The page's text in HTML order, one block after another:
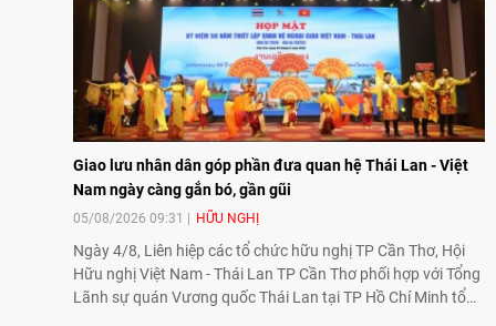
Giao lưu nhân dân góp phần đưa quan hệ Thái Lan - Việt
Nam ngày càng gắn bó, gần gũi
05/08/2026 09:31 HỮU NGHỊ
Ngày 4/8, Liên hiệp các tổ chức hữu nghị TP Cần Thơ, Hội
Hữu nghị Việt Nam - Thái Lan TP Cần Thơ phối hợp với Tổng
Lãnh sự quán Vương quốc Thái Lan tại TP Hồ Chí Minh tổ